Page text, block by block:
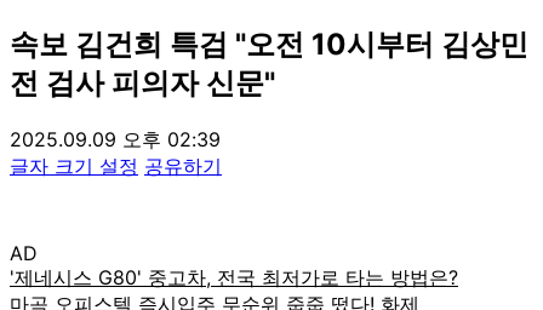
속보 김건희 특검 "오전 10시부터 김상민
전 검사 피의자 신문"
2025.09.09 오후 02:39
글자 크기 설정 공유하기
AD